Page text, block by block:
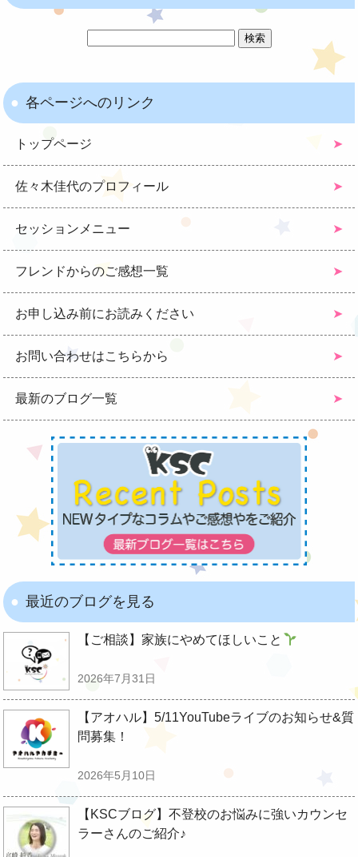
各ページへのリンク
トップページ
佐々木佳代のプロフィール
セッションメニュー
フレンドからのご感想一覧
お申し込み前にお読みください
お問い合わせはこちらから
最新のブログ一覧
最近のブログを見る
【ご相談】家族にやめてほしいこと
2026年7月31日
【アオハル】5/11YouTubeライブのお知らせ&質
問募集！
2026年5月10日
【KSCブログ】不登校のお悩みに強いカウンセ
ラーさんのご紹介♪